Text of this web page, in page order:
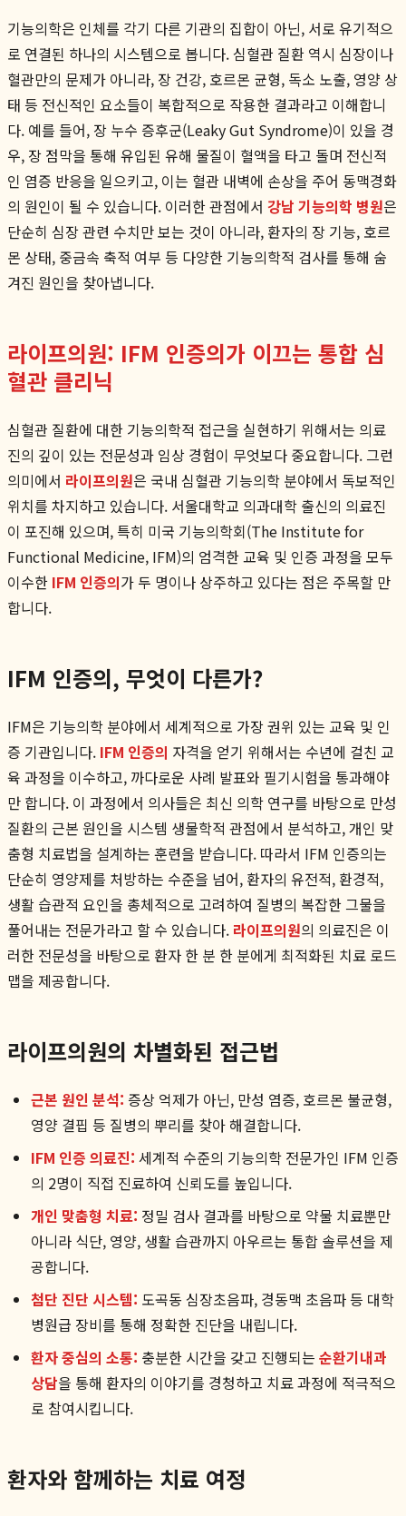
기능의학은 인체를 각기 다른 기관의 집합이 아닌, 서로 유기적으
로 연결된 하나의 시스템으로 봅니다. 심혈관 질환 역시 심장이나
혈관만의 문제가 아니라, 장 건강, 호르몬 균형, 독소 노출, 영양 상
태 등 전신적인 요소들이 복합적으로 작용한 결과라고 이해합니
다. 예를 들어, 장 누수 증후군(Leaky Gut Syndrome)이 있을 경
우, 장 점막을 통해 유입된 유해 물질이 혈액을 타고 돌며 전신적
인 염증 반응을 일으키고, 이는 혈관 내벽에 손상을 주어 동맥경화
의 원인이 될 수 있습니다. 이러한 관점에서 강남 기능의학 병원은
단순히 심장 관련 수치만 보는 것이 아니라, 환자의 장 기능, 호르
몬 상태, 중금속 축적 여부 등 다양한 기능의학적 검사를 통해 숨
겨진 원인을 찾아냅니다.
라이프의원: IFM 인증의가 이끄는 통합 심
혈관 클리닉
심혈관 질환에 대한 기능의학적 접근을 실현하기 위해서는 의료
진의 깊이 있는 전문성과 임상 경험이 무엇보다 중요합니다. 그런
의미에서 라이프의원은 국내 심혈관 기능의학 분야에서 독보적인
위치를 차지하고 있습니다. 서울대학교 의과대학 출신의 의료진
이 포진해 있으며, 특히 미국 기능의학회(The Institute for
Functional Medicine, IFM)의 엄격한 교육 및 인증 과정을 모두
이수한 IFM 인증의가 두 명이나 상주하고 있다는 점은 주목할 만
합니다.
IFM 인증의, 무엇이 다른가?
IFM은 기능의학 분야에서 세계적으로 가장 권위 있는 교육 및 인
증 기관입니다. IFM 인증의 자격을 얻기 위해서는 수년에 걸친 교
육 과정을 이수하고, 까다로운 사례 발표와 필기시험을 통과해야
만 합니다. 이 과정에서 의사들은 최신 의학 연구를 바탕으로 만성
질환의 근본 원인을 시스템 생물학적 관점에서 분석하고, 개인 맞
춤형 치료법을 설계하는 훈련을 받습니다. 따라서 IFM 인증의는
단순히 영양제를 처방하는 수준을 넘어, 환자의 유전적, 환경적,
생활 습관적 요인을 총체적으로 고려하여 질병의 복잡한 그물을
풀어내는 전문가라고 할 수 있습니다. 라이프의원의 의료진은 이
러한 전문성을 바탕으로 환자 한 분 한 분에게 최적화된 치료 로드
맵을 제공합니다.
라이프의원의 차별화된 접근법
근본 원인 분석: 증상 억제가 아닌, 만성 염증, 호르몬 불균형,
영양 결핍 등 질병의 뿌리를 찾아 해결합니다.
IFM 인증 의료진: 세계적 수준의 기능의학 전문가인 IFM 인증
의 2명이 직접 진료하여 신뢰도를 높입니다.
개인 맞춤형 치료: 정밀 검사 결과를 바탕으로 약물 치료뿐만
아니라 식단, 영양, 생활 습관까지 아우르는 통합 솔루션을 제
공합니다.
첨단 진단 시스템: 도곡동 심장초음파, 경동맥 초음파 등 대학
병원급 장비를 통해 정확한 진단을 내립니다.
환자 중심의 소통: 충분한 시간을 갖고 진행되는 순환기내과
상담을 통해 환자의 이야기를 경청하고 치료 과정에 적극적으
로 참여시킵니다.
환자와 함께하는 치료 여정